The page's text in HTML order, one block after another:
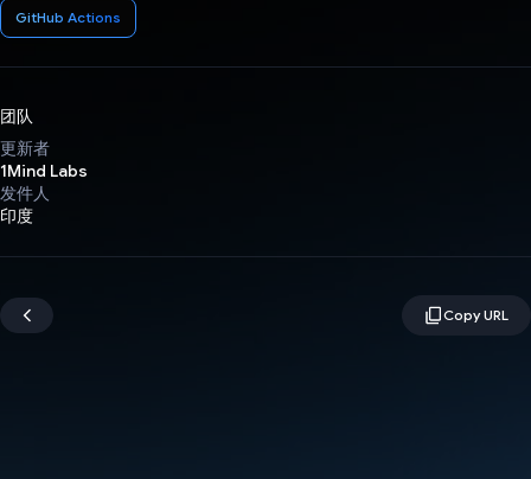
GitHub Actions
团队
更新者
1Mind Labs
发件人
印度